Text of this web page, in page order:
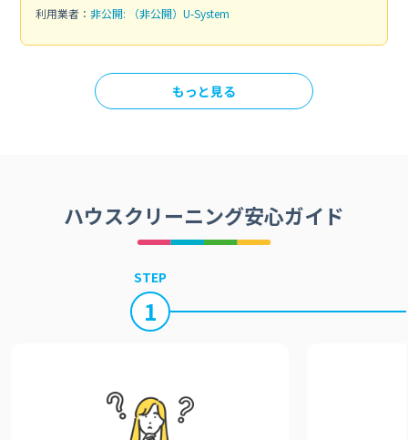
利用業者： 非公開: （非公開）U-System
もっと見る
ハウスクリーニング安心ガイド
STEP
1